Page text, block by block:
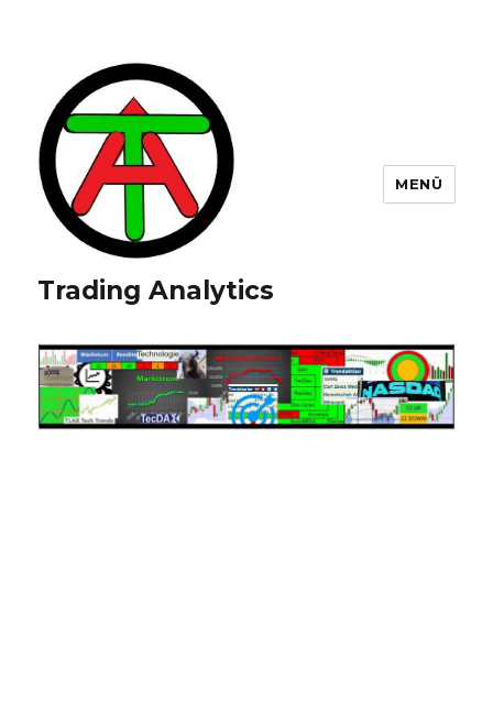
Trading Analytics
MENÜ